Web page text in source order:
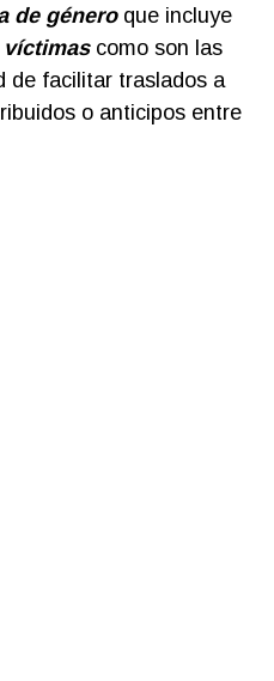
de género que incluye
víctimascomo son las
de facilitar traslados a
o anticipos entre